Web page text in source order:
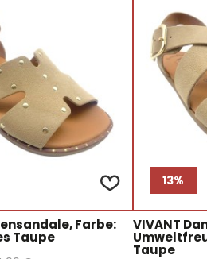
Farbe:
Taupe
13%
VIVANT
Taupe